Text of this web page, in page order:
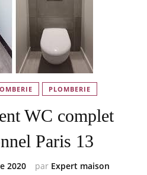
PLOMBERIE
WC complet
Paris 13
par Expert maison
2020